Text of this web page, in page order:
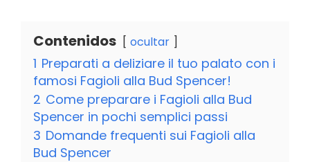
Contenidos ocultar
1 Preparati a deliziare il tuo palato con i
famosi Fagioli alla Bud Spencer!
2 Come preparare i Fagioli alla Bud
Spencer in pochi semplici passi
3 Domande frequenti sui Fagioli alla
Bud Spencer